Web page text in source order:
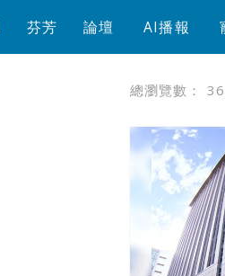
芬芳 論壇 AI播報
總瀏覽數：